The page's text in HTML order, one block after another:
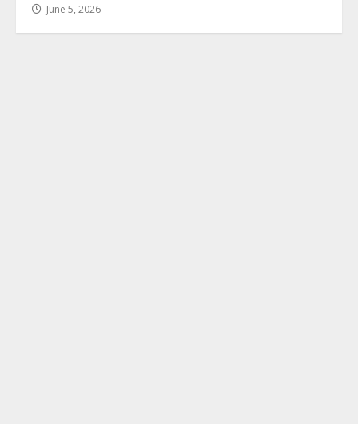
June 5, 2026